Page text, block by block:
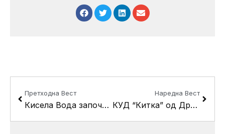
Претходна Вест
Кисела Вода започна со санација на ул. “Вера Јоциќ”
Наредна Вест
КУД “Китка” од Драчево со јавен час го одбележа Денот на жената